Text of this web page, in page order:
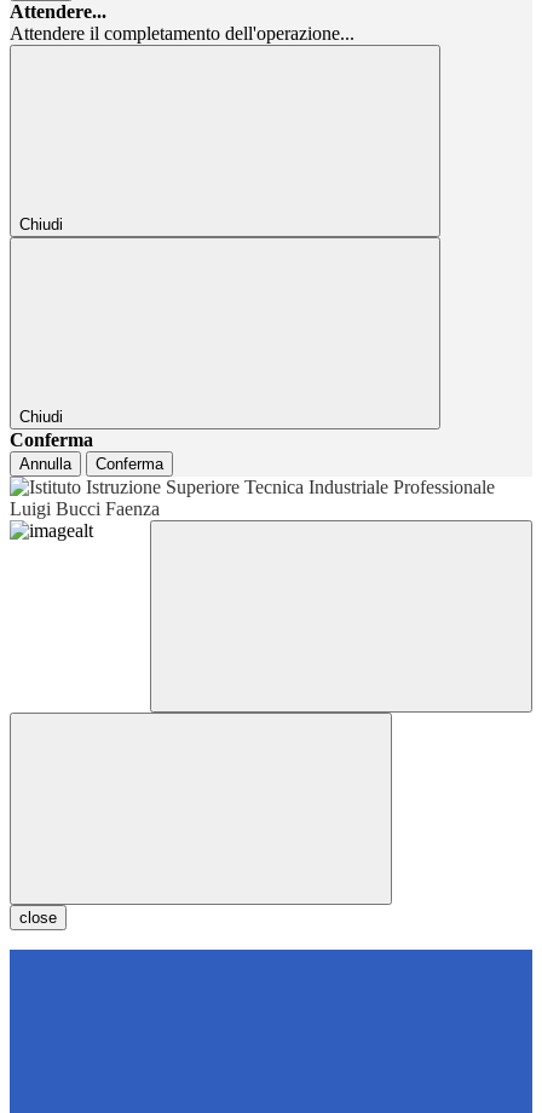
Attendere...
Attendere il completamento dell'operazione...
Chiudi
Chiudi
Conferma
Annulla Conferma
close